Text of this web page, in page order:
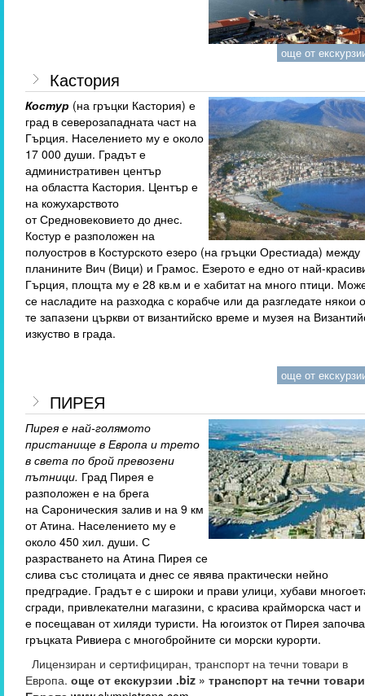
още от
Кастория
Костур (на гръцки Кастория) е
град в северозападната част на
Гърция. Населението му е около
17 000 души. Градът е
административен център
на областта Кастория. Център е
на кожухарството
от Средновековието до днес.
Костур е разположен на
полуостров в Костурското езеро (на гръцки Орестиада) между
планините Вич (Вици) и Грамос. Езерото е едно от най-
Гърция, площта му е 28 кв.м и е хабитат на много птици.
се насладите на разходка с корабче или да разгледате някои
те запазени църкви от византийско време и музея на
изкуство в града.
още от
ПИРЕЯ
Пирея е най-голямото
пристанище в Европа и трето
в света по брой превозени
пътници. Град Пирея е
разположен е на брега
на Сароническия залив и на 9 км
от Атина. Населението му е
около 450 хил. души. С
разрастването на Атина Пирея се
слива със столицата и днес се явява практически нейно
предградие. Градът е с широки и прави улици, хубави
сгради, привлекателни магазини, с красива крайморска част и
е посещаван от хиляди туристи. На югоизток от Пирея започва
гръцката Ривиера с многобройните си морски курорти.
Лицензиран и сертифициран, транспорт на течни товари в
Европа.още от екскурзии .biz » транспорт на течни